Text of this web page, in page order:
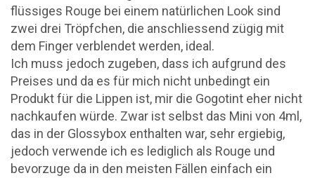
flüssiges Rouge bei einem natürlichen Look sind
zwei drei Tröpfchen, die anschliessend zügig mit
dem Finger verblendet werden, ideal.
Ich muss jedoch zugeben, dass ich aufgrund des
Preises und da es für mich nicht unbedingt ein
Produkt für die Lippen ist, mir die Gogotint eher nicht
nachkaufen würde. Zwar ist selbst das Mini von 4ml,
das in der Glossybox enthalten war, sehr ergiebig,
jedoch verwende ich es lediglich als Rouge und
bevorzuge da in den meisten Fällen einfach ein